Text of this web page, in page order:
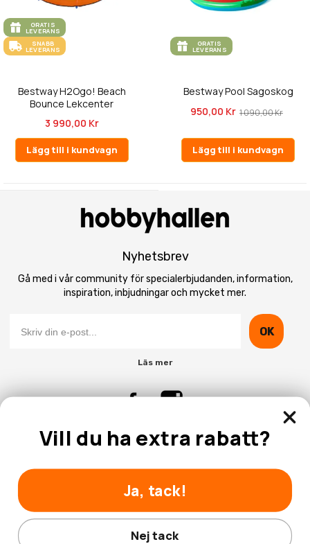
GRATIS
LEVERANS
SNABB
LEVERANS
Bestway H2Ogo! Beach
Bounce Lekcenter
3 990,00 Kr
Lägg till i kundvagn
GRATIS
LEVERANS
Bestway Pool Sagoskog
950,00 Kr 1 090,00 Kr
Lägg till i kundvagn
Nyhetsbrev
Gå med i vår community för specialerbjudanden, information,
inspiration, inbjudningar och mycket mer.
OK
Läs mer
Kundtjänst
Vill du ha extra rabatt?
Ja, tack!
Nej tack